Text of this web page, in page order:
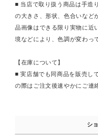
■ 当店で取り扱う商品は手造
の大きさ、形状、色合いなど
品画像はできる限り実物に近
境などにより、色調が変わっ
【在庫について】
■ 実店舗でも同商品を販売し
の際はご注文後速やかにご連
シ